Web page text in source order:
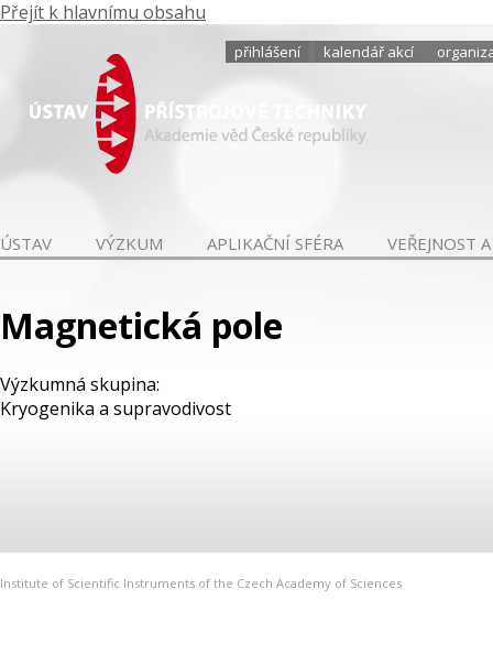
Přejít k hlavnímu obsahu
přihlášení kalendář akcí
ÚSTAV VÝZKUM APLIKAČNÍ SFÉRA VEŘEJNOST
Magnetická pole
Výzkumná skupina:
Kryogenika a supravodivost
Institute of Scientific Instruments of the Czech Academy of Sciences